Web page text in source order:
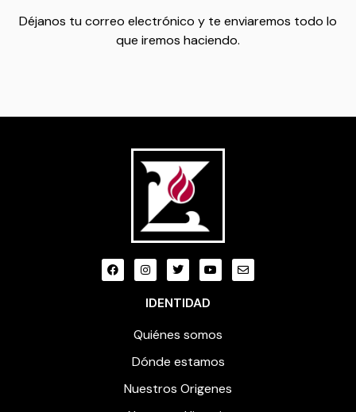
Déjanos tu correo electrónico y te enviaremos todo lo
que iremos haciendo.
IDENTIDAD
Quiénes somos
Dónde estamos
Nuestros Origenes